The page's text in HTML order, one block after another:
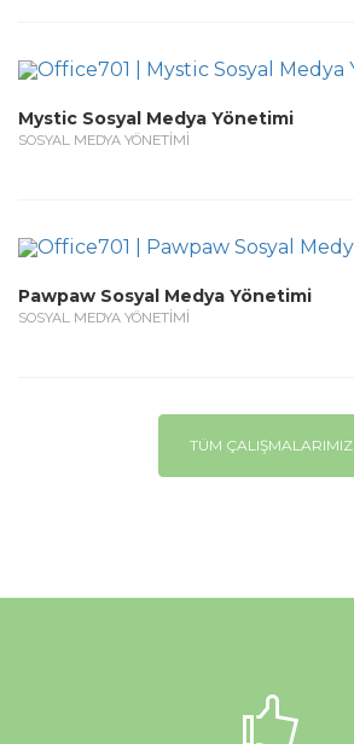
Mystic Sosyal Medya Yönetimi
SOSYAL MEDYA YÖNETİMİ
Pawpaw Sosyal Medya Yönetimi
SOSYAL MEDYA YÖNETİMİ
TÜM ÇALIŞMALARIMIZ